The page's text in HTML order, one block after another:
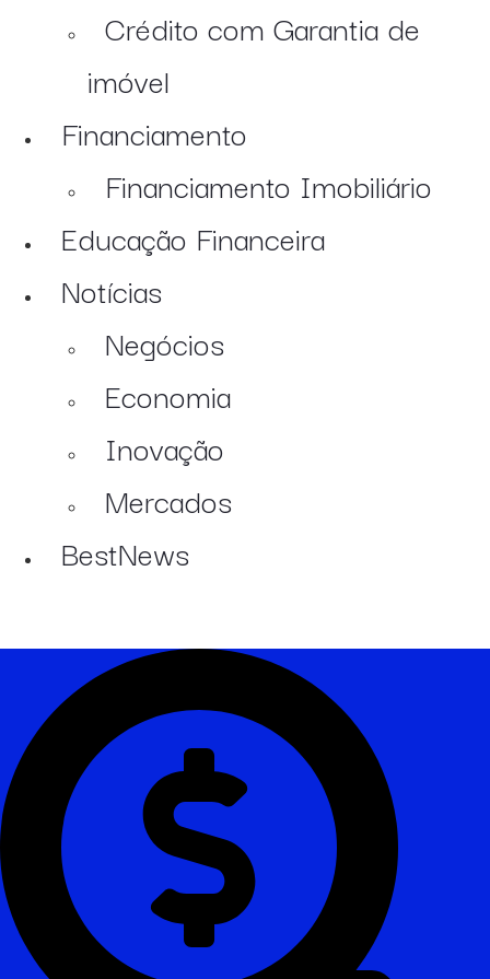
Crédito com Garantia de
imóvel
Financiamento
Financiamento Imobiliário
Educação Financeira
Notícias
Negócios
Economia
Inovação
Mercados
BestNews